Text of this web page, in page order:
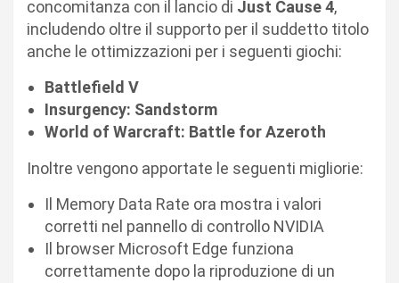
concomitanza con il lancio di Just Cause 4,
includendo oltre il supporto per il suddetto titolo
anche le ottimizzazioni per i seguenti giochi:
Battlefield V
Insurgency: Sandstorm
World of Warcraft: Battle for Azeroth
Inoltre vengono apportate le seguenti migliorie:
Il Memory Data Rate ora mostra i valori
corretti nel pannello di controllo NVIDIA
Il browser Microsoft Edge funziona
correttamente dopo la riproduzione di un